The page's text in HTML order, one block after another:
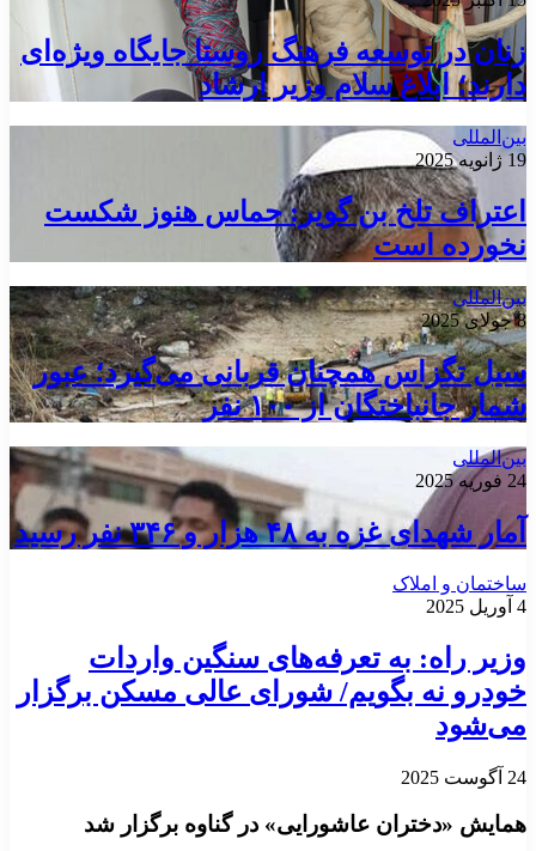
زنان در توسعه فرهنگ روستا جایگاه ویژه‌ای
دارند؛ ابلاغ سلام وزیر ارشاد
بین‌المللی
19 ژانویه 2025
اعتراف تلخ بن گویر: حماس هنوز شکست
نخورده است
بین‌المللی
8 جولای 2025
سیل تگزاس همچنان قربانی می‌گیرد؛ عبور
شمار جانباختگان از ۱۰۰ نفر
بین‌المللی
24 فوریه 2025
آمار شهدای غزه به ۴۸ هزار و ۳۴۶ نفر رسید
ساختمان و املاک
4 آوریل 2025
وزیر راه: به تعرفه‌های سنگین واردات
خودرو نه بگویم/ شورای عالی مسکن برگزار
می‌شود
24 آگوست 2025
همایش «دختران عاشورایی» در گناوه برگزار شد